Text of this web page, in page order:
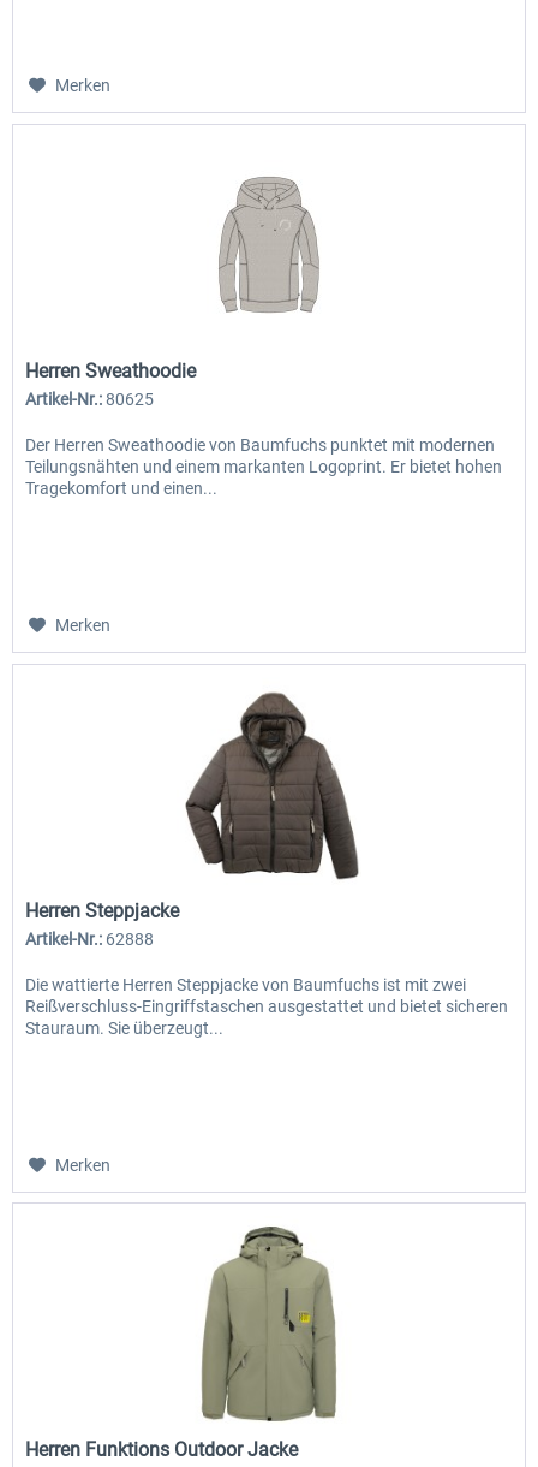
Merken
Herren Sweathoodie
Artikel-Nr.:80625
Der Herren Sweathoodie von Baumfuchs punktet mit modernen
Teilungsnähten und einem markanten Logoprint. Er bietet hohen
Tragekomfort und einen...
Merken
Herren Steppjacke
Artikel-Nr.: 62888
Die wattierte Herren Steppjacke von Baumfuchs ist mit zwei
Reißverschluss-Eingriffstaschen ausgestattet und bietet sicheren
Stauraum. Sie überzeugt...
Merken
Herren Funktions Outdoor Jacke